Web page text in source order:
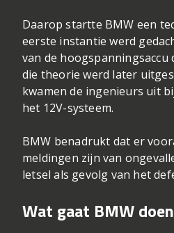
Daarop startte BMW een
eerste instantie werd
van de hoogspanningsaccu
die theorie werd later
kwamen de ingenieurs uit
het 12V-systeem.
BMW benadrukt dat er
meldingen zijn van
letsel als gevolg van het
Wat gaat BMW